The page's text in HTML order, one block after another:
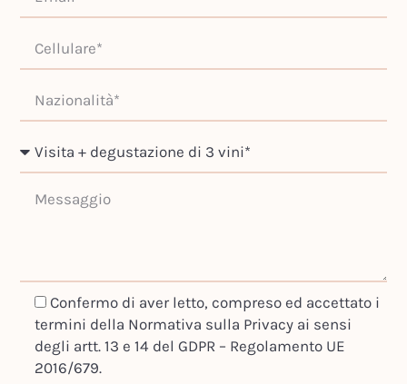
Confermo di aver letto, compreso ed accettato i
termini della Normativa sulla Privacy ai sensi
degli artt. 13 e 14 del GDPR – Regolamento UE
2016/679.